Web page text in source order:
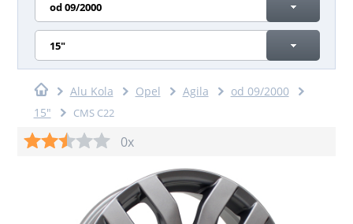
od 09/2000
15"
Alu Kola Opel Agila
od 09/2000
15"
CMS C22
0x